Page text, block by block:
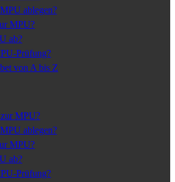
ablegen?
MPU?
ab?
Prüfung?
von A bis Z
MPU?
ablegen?
MPU?
ab?
Prüfung?